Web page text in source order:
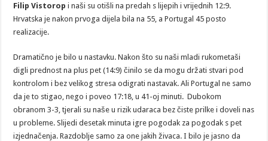
Filip Vistoropi naši su otišli na predah s lijepih i vrijednih 12:9.
Hrvatska je nakon prvoga dijela bila na 55, a Portugal 45 posto
realizacije.
Dramatično je bilo u nastavku. Nakon što su naši mladi rukometaši
digli prednost na plus pet (14:9) činilo se da mogu držati stvari pod
kontrolom i bez velikog stresa odigrati nastavak. Ali Portugal ne samo
da je to stigao, nego i poveo 17:18, u 41-oj minuti. Dubokom
obranom 3-3, tjerali su naše u rizik udaraca bez čiste prilke i doveli nas
u probleme. Slijedi desetak minuta igre pogodak za pogodak s pet
izjednačenja. Razdoblje samo za one jakih živaca. I bilo je jasno da